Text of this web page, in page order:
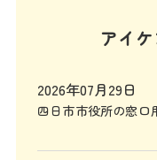
アイ
2026年07月29日
四日市市役所の窓口